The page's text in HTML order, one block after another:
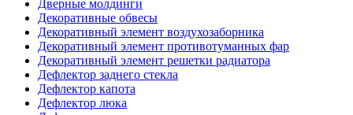
Дверные молдинги
Декоративные обвесы
Декоративный элемент воздухозаборника
Декоративный элемент противотуманных фар
Декоративный элемент решетки радиатора
Дефлектор заднего стекла
Дефлектор капота
Дефлектор люка